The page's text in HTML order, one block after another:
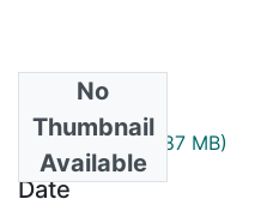
No
Thumbnail
Available
1949_13_2.pdf(1.87 MB)
Date